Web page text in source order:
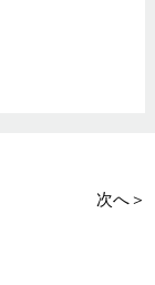
次へ＞